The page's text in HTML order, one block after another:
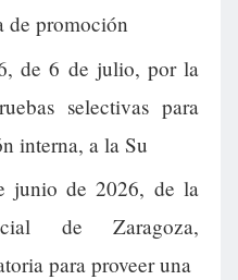
de promoción
de 6 de julio, por la
selectivas para
interna, a la Su
junio de 2026, de la
de Zaragoza,
para proveer una